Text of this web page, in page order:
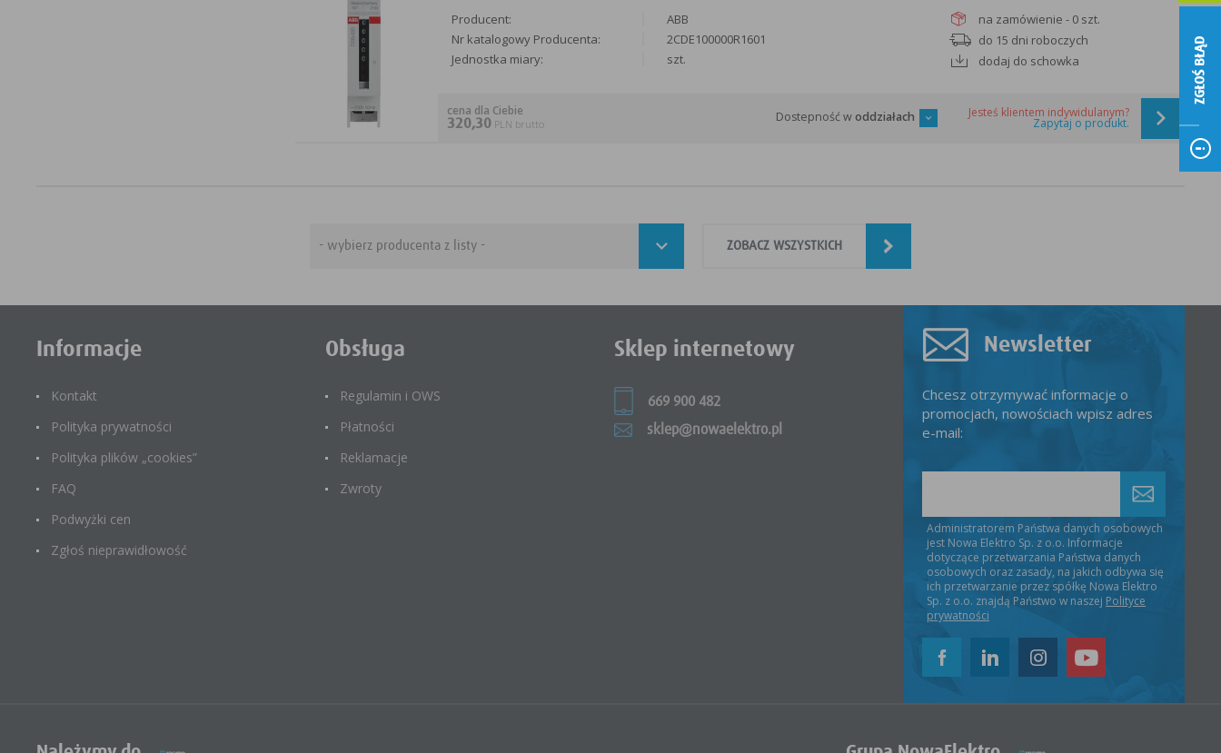
Producent:
ABB
Nr katalogowy Producenta:
2CDE100000R1601
Jednostka miary:
szt.
na zamówienie - 0 szt.
do 15 dni roboczych
dodaj do schowka
cena dla Ciebie
320,30 PLN brutto Dostepność woddziałach Jesteś klientem indywidulanym?
Zapytaj o produkt.
ZOBACZ WSZYSTKICH
Informacje
Kontakt
Polityka prywatności
Polityka plików „cookies”
FAQ
Podwyżki cen
Zgłoś nieprawidłowość
Obsługa
Regulamin i OWS
Płatności
Reklamacje
Zwroty
Sklep internetowy
669 900 482
sklep@nowaelektro.pl
Newsletter
Chcesz otrzymywać informacje o
promocjach, nowościach wpisz adres
e-mail:
Administratorem Państwa danych osobowych
jest Nowa Elektro Sp. z o.o. Informacje
dotyczące przetwarzania Państwa danych
osobowych oraz zasady, na jakich odbywa się
ich przetwarzanie przez spółkę Nowa Elektro
Sp. z o.o. znajdą Państwo w naszej Polityce
prywatności
ZGŁOŚ BŁĄD